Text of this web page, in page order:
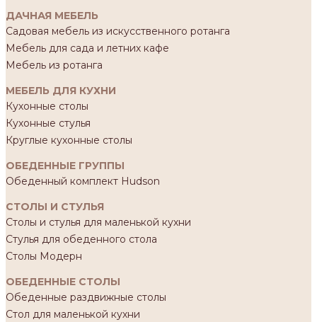
ДАЧНАЯ МЕБЕЛЬ
Садовая мебель из искусственного ротанга
Мебель для сада и летних кафе
Мебель из ротанга
МЕБЕЛЬ ДЛЯ КУХНИ
Кухонные столы
Кухонные стулья
Круглые кухонные столы
ОБЕДЕННЫЕ ГРУППЫ
Обеденный комплект Hudson
СТОЛЫ И СТУЛЬЯ
Столы и стулья для маленькой кухни
Стулья для обеденного стола
Столы Модерн
ОБЕДЕННЫЕ СТОЛЫ
Обеденные раздвижные столы
Стол для маленькой кухни